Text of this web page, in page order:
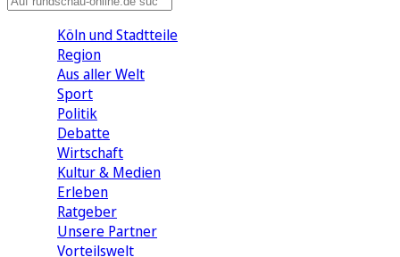
Köln und Stadtteile
Region
Aus aller Welt
Sport
Politik
Debatte
Wirtschaft
Kultur & Medien
Erleben
Ratgeber
Unsere Partner
Vorteilswelt